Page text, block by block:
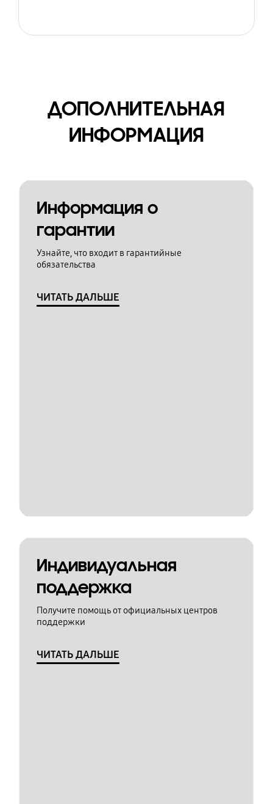
ДОПОЛНИТЕЛЬНАЯ
ИНФОРМАЦИЯ
Информация о
гарантии
Узнайте, что входит в гарантийные
обязательства
ЧИТАТЬ ДАЛЬШЕ
Индивидуальная
поддержка
Получите помощь от официальных центров
поддержки
ЧИТАТЬ ДАЛЬШЕ